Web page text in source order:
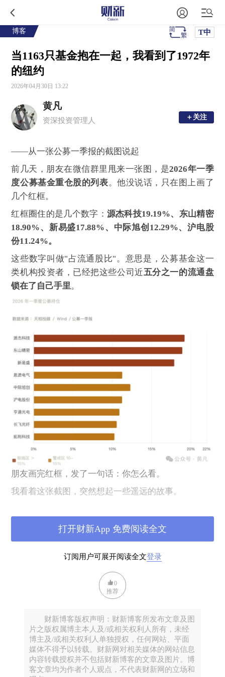
博客 T中
当1163只基金抱在一起，我看到了1972年
的纽约
2026年04月30日 13:22
黄凡
资深投资管理人 ＋关注
＋关注
——从一张公募一季报的截图说起
前几天，朋友在微信群里甩来一张图，是2026年一季
度公募基金重仓股的列表。他没说话，只在图上画了
几个红框。
红框圈住的是几个数字： 源杰科技19.19%、东山精密
18.90%、新易盛17.88%、中际旭创12.29%、沪电股
份11.24%。
这些数字叫做"占流通股比"。意思是，公募基金这一
类机构投资者，已经把这些公司近五分之一的流通盘
锁在了自己手里。
朋友画完红框，发了一句话：你怎么看。
我看着这张截图，突然想起一些遥远的故事。
1972年12月，纽约。
那一年最聪明的基金经理们达成了一个共识：投资其
实只需要做一次决定。买入可口可乐、麦当劳、
IBM、宝丽来、雅芳、施乐这五十只公司的股票，然
叫"一次决策股"。摩根信托当时的研究报告写得很有
信心：这些是美国最伟大的成长型公司，过去如此，
未来也将如此。
那一年，组合的平均市盈率是41.9倍，而标普 500 整
体只有18.9倍 。宝丽来90倍，麦当劳80倍，迪士尼70
订阅用户可展开阅读全文登录
打开财新App 免费阅读全文
0
推荐
财新博客版权声明：财新博客所发布文章及图
片之版权属博主本人及/或相关权利人所有，未经
博主及/或相关权利人单独授权，任何网站、平面
媒体不得予以转载。财新网对相关媒体的网站信息
内容转载授权并不包括财新博客的文章及图片。博
客文章均为作者个人观点，不代表财新网的立场和